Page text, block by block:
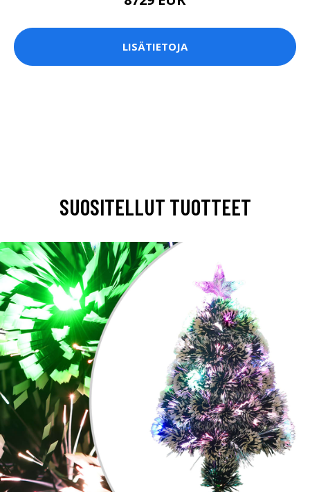
LISÄTIETOJA
SUOSITELLUT TUOTTEET